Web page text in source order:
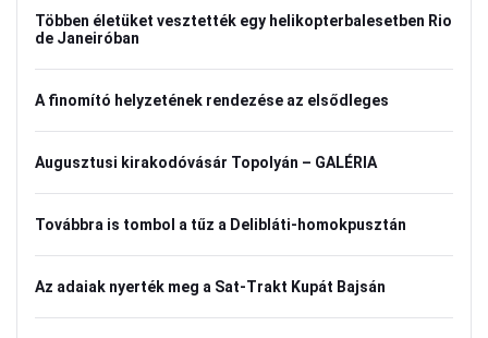
Többen életüket vesztették egy helikopterbalesetben Rio
de Janeiróban
A finomító helyzetének rendezése az elsődleges
Augusztusi kirakodóvásár Topolyán – GALÉRIA
Továbbra is tombol a tűz a Delibláti-homokpusztán
Az adaiak nyerték meg a Sat-Trakt Kupát Bajsán